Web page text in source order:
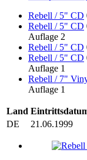
Rebell / 5" CD
Rebell / 5" CD
Auflage 2
Rebell / 5" CD
Rebell / 5" CD
Auflage 1
Rebell / 7"
Auflage 1
Land
DE
21.06.1999